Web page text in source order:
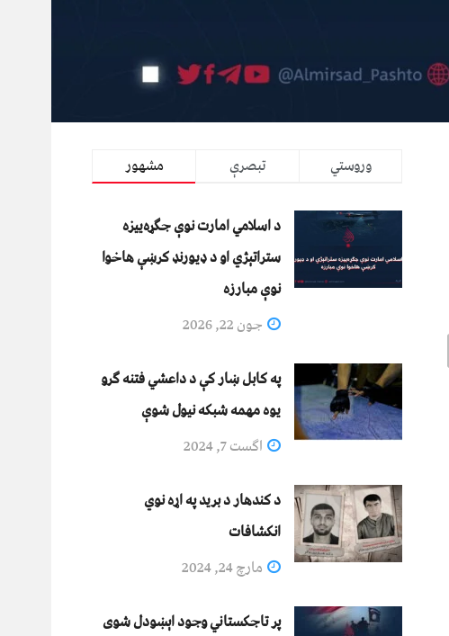
مشهور تبصرې وروستي
د اسلامي امارت نوې جګړه‌ییزه
ستراتېژي او د ډیورنډ کرښې هاخوا
نوې مبارزه
جون 22, 2026
په کابل ښار کې د داعشي فتنه ګرو
يوه مهمه شبکه نيول شوې
اگست 7, 2024
د کندهار د برید په اړه نوي
انکشافات
مارچ 24, 2024
پر تاجکستاني وجود اېښودل شوی